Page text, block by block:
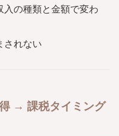
入の種類と金額で変わ
されない
→ 課税タイミング